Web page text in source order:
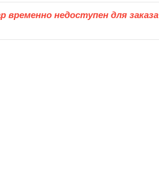
недоступен для заказа